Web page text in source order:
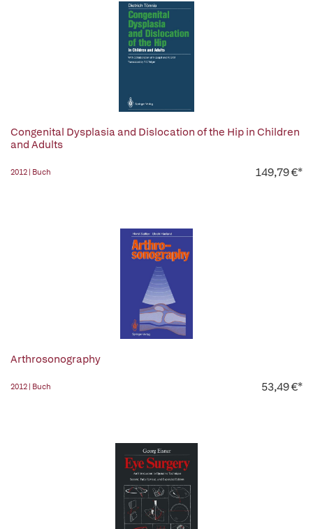
Congenital Dysplasia and Dislocation of the Hip in Children
and Adults
2012 | Buch 149,79 €*
Arthrosonography
2012 | Buch 53,49 €*